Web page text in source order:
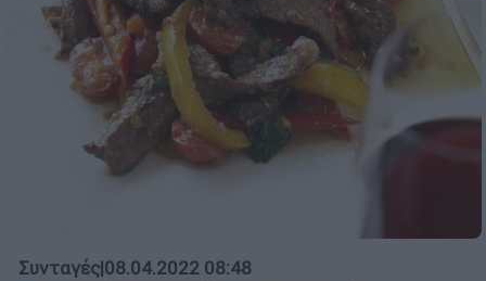
Συνταγές|08.04.2022 08:48